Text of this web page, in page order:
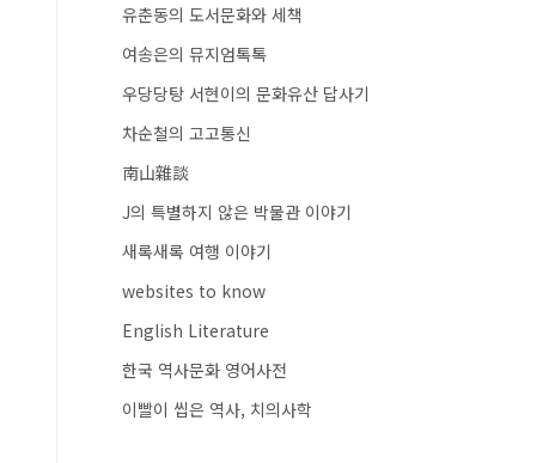
유춘동의 도서문화와 세책
여송은의 뮤지엄톡톡
우당당탕 서현이의 문화유산 답사기
차순철의 고고통신
南山雜談
J의 특별하지 않은 박물관 이야기
새록새록 여행 이야기
websites to know
English Literature
한국 역사문화 영어사전
이빨이 씹은 역사, 치의사학